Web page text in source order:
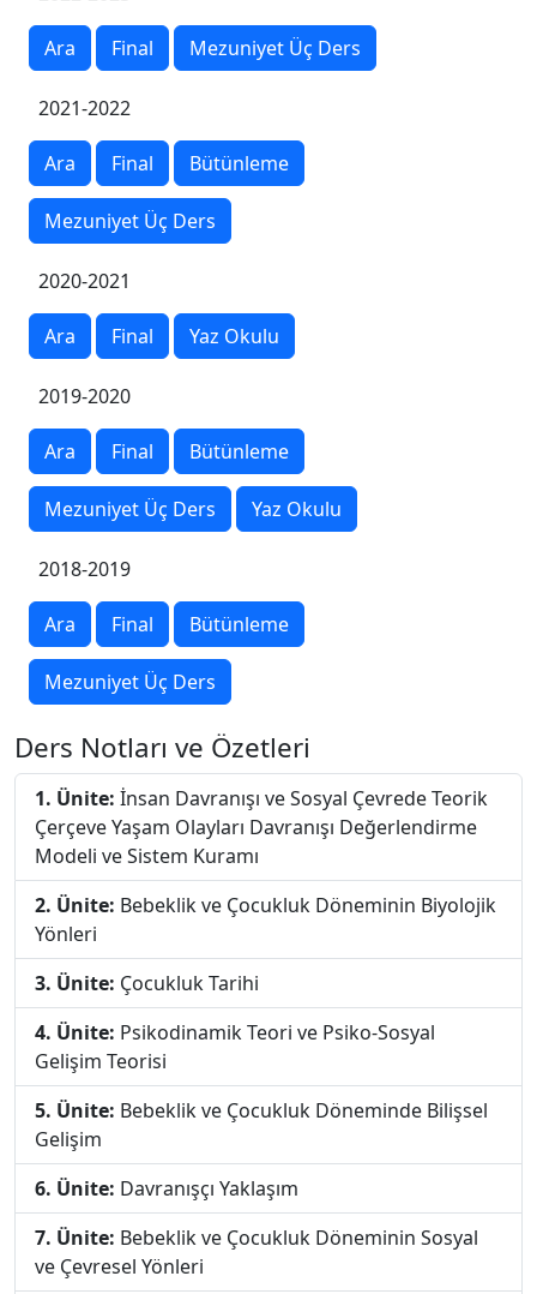
Ara Final Mezuniyet Üç Ders
2021-2022
Ara Final Bütünleme
Mezuniyet Üç Ders
2020-2021
Ara Final Yaz Okulu
2019-2020
Ara Final Bütünleme
Mezuniyet Üç Ders Yaz Okulu
2018-2019
Ara Final Bütünleme
Mezuniyet Üç Ders
Ders Notları ve Özetleri
1. Ünite: İnsan Davranışı ve Sosyal Çevrede Teorik
Çerçeve Yaşam Olayları Davranışı Değerlendirme
Modeli ve Sistem Kuramı
2. Ünite: Bebeklik ve Çocukluk Döneminin Biyolojik
Yönleri
3. Ünite: Çocukluk Tarihi
4. Ünite: Psikodinamik Teori ve Psiko-Sosyal
Gelişim Teorisi
5. Ünite: Bebeklik ve Çocukluk Döneminde Bilişsel
Gelişim
6. Ünite: Davranışçı Yaklaşım
7. Ünite: Bebeklik ve Çocukluk Döneminin Sosyal
ve Çevresel Yönleri